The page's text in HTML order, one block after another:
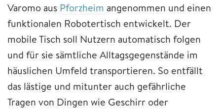
Varomo aus Pforzheim angenommen und einen
funktionalen Robotertisch entwickelt. Der
mobile Tisch soll Nutzern automatisch folgen
und für sie sämtliche Alltagsgegenstände im
häuslichen Umfeld transportieren. So entfällt
das lästige und mitunter auch gefährliche
Tragen von Dingen wie Geschirr oder